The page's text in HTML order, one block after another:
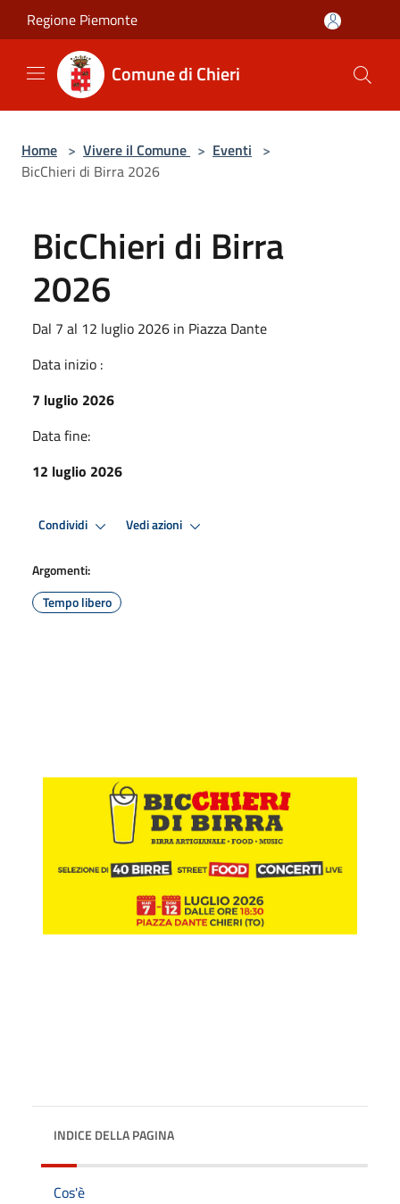
Salta al contenuto principale
Regione Piemonte
Comune di Chieri
Home > Vivere il Comune > Eventi >
BicChieri di Birra 2026
BicChieri di Birra
2026
Dal 7 al 12 luglio 2026 in Piazza Dante
Data inizio :
7 luglio 2026
Data fine:
12 luglio 2026
Condividi Vedi azioni
Argomenti:
Tempo libero
INDICE DELLA PAGINA
Cos'è